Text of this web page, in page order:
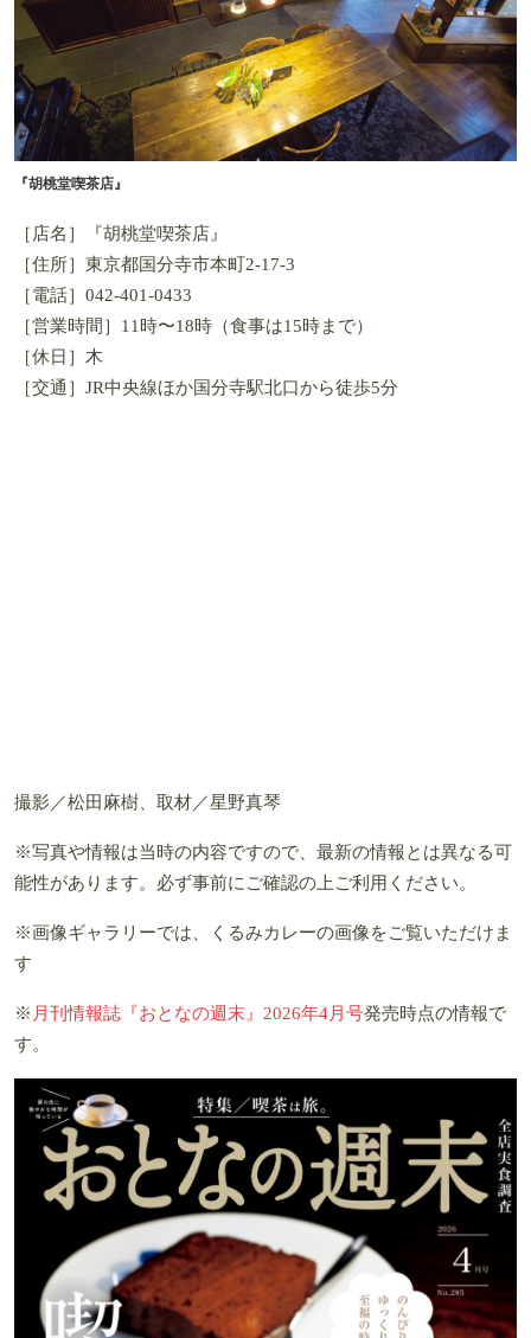
『胡桃堂喫茶店』
［店名］『胡桃堂喫茶店』
［住所］東京都国分寺市本町2-17-3
［電話］042-401-0433
［営業時間］11時〜18時（食事は15時まで）
［休日］木
［交通］JR中央線ほか国分寺駅北口から徒歩5分
撮影／松田麻樹、取材／星野真琴
※写真や情報は当時の内容ですので、最新の情報とは異なる可
能性があります。必ず事前にご確認の上ご利用ください。
※画像ギャラリーでは、くるみカレーの画像をご覧いただけま
す
※ 月刊情報誌『おとなの週末』2026年4月号発売時点の情報で
す。